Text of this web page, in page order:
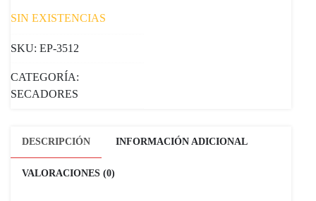
SIN EXISTENCIAS
SKU: EP-3512
CATEGORÍA:
SECADORES
DESCRIPCIÓN INFORMACIÓN ADICIONAL
VALORACIONES (0)